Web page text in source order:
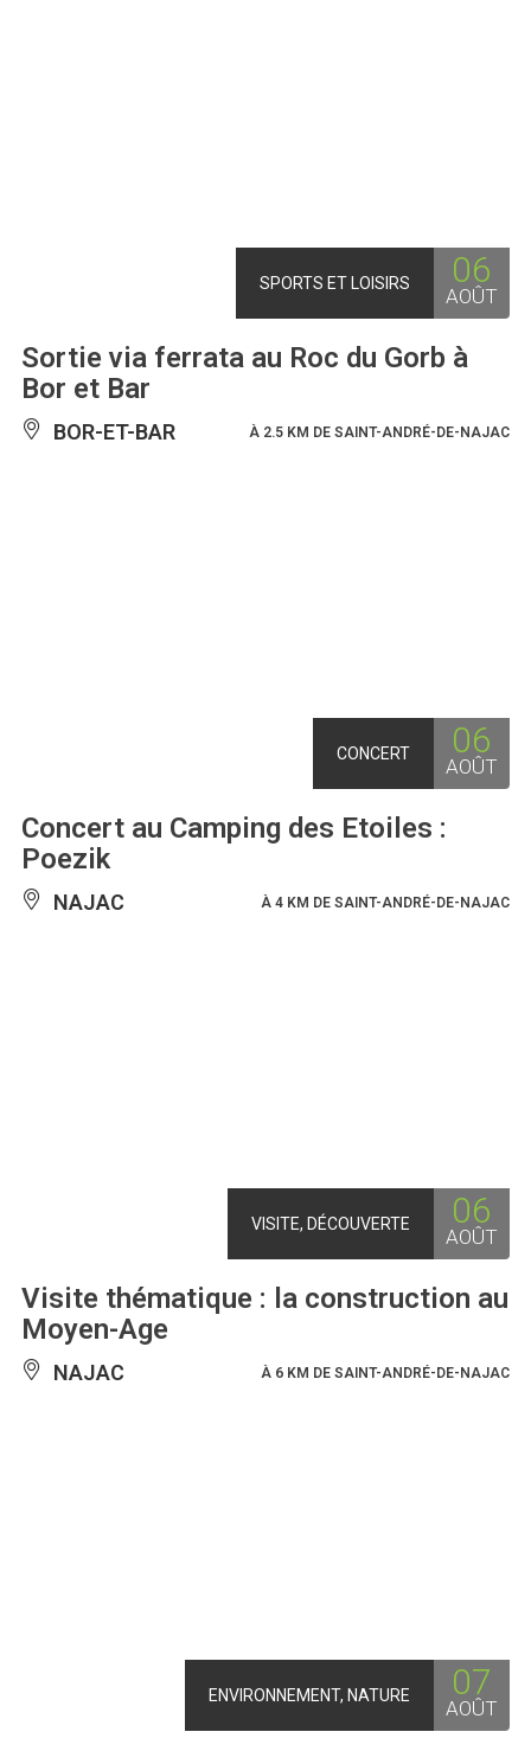
SPORTS ET LOISIRS 06
AOÛT
Sortie via ferrata au Roc du Gorb à
Bor et Bar
BOR-ET-BAR À 2.5 KM DE SAINT-ANDRÉ-DE-NAJAC
CONCERT 06
AOÛT
Concert au Camping des Etoiles :
Poezik
NAJAC À 4 KM DE SAINT-ANDRÉ-DE-NAJAC
VISITE, DÉCOUVERTE 06
AOÛT
Visite thématique : la construction au
Moyen-Age
NAJAC À 6 KM DE SAINT-ANDRÉ-DE-NAJAC
ENVIRONNEMENT, NATURE 07
AOÛT